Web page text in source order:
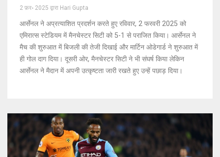
2 फ़र॰ 2025 द्वारा Hari Gupta
आर्सेनल ने अप्रत्याशित प्रदर्शन करते हुए रविवार, 2 फरवरी 2025 को
एमिरात्स स्टेडियम में मैनचेस्टर सिटी को 5-1 से पराजित किया। आर्सेनल ने
मैच की शुरुआत में बिजली की तेजी दिखाई और मार्टिन ओडेगार्ड ने शुरुआत में
ही गोल दाग दिया। दूसरी ओर, मैनचेस्टर सिटी ने भी संघर्ष किया लेकिन
आर्सेनल ने मैदान में अपनी उत्कृष्टता जारी रखते हुए उन्हें पछाड़ दिया।